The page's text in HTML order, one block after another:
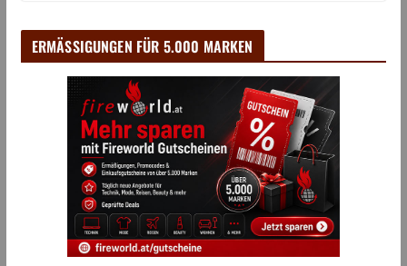
ERMÄSSIGUNGEN FÜR 5.000 MARKEN